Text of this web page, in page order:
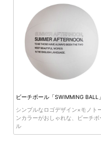
ビーチボール「SWIMMING BALL」
シンプルなロゴデザイン×モノト
ンカラーがおしゃれな、ビーチボ
ル